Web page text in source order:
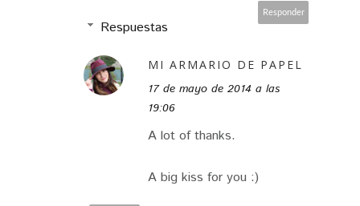
Responder
Respuestas
MI ARMARIO DE PAPEL
17 de mayo de 2014 a las
19:06
A lot of thanks.
A big kiss for you :)